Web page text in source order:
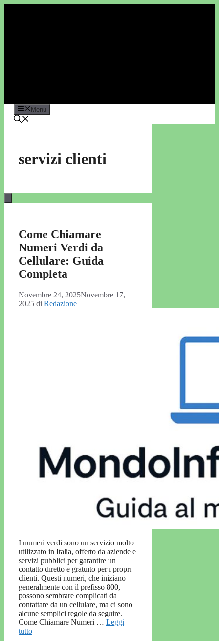
Menu
servizi clienti
Come Chiamare
Numeri Verdi da
Cellulare: Guida
Completa
Novembre 24, 2025Novembre 17,
2025 di Redazione
I numeri verdi sono un servizio molto
utilizzato in Italia, offerto da aziende e
servizi pubblici per garantire un
contatto diretto e gratuito per i propri
clienti. Questi numeri, che iniziano
generalmente con il prefisso 800,
possono sembrare complicati da
contattare da un cellulare, ma ci sono
alcune semplici regole da seguire.
Come Chiamare Numeri … Leggi
tutto